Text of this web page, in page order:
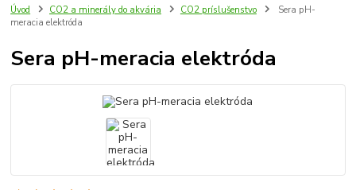
Úvod CO2 a minerály do akvária CO2 príslušenstvo
Sera pH-
meracia elektróda
Sera pH-meracia elektróda